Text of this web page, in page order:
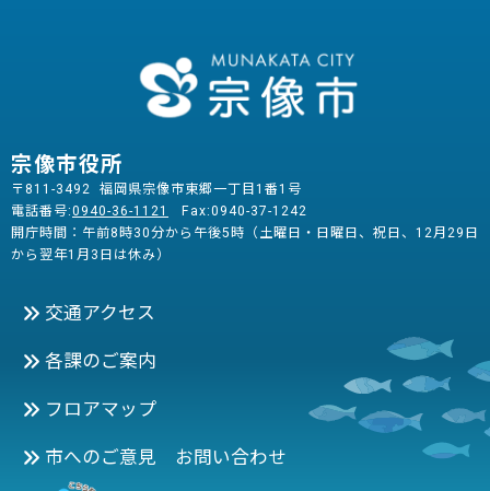
宗像市役所
〒811-3492 福岡県宗像市東郷一丁目1番1号
電話番号:0940-36-1121
Fax:0940-37-1242
開庁時間：午前8時30分から午後5時（土曜日・日曜日、祝日、12月29日
から翌年1月3日は休み）
交通アクセス
各課のご案内
フロアマップ
市へのご意見 お問い合わせ